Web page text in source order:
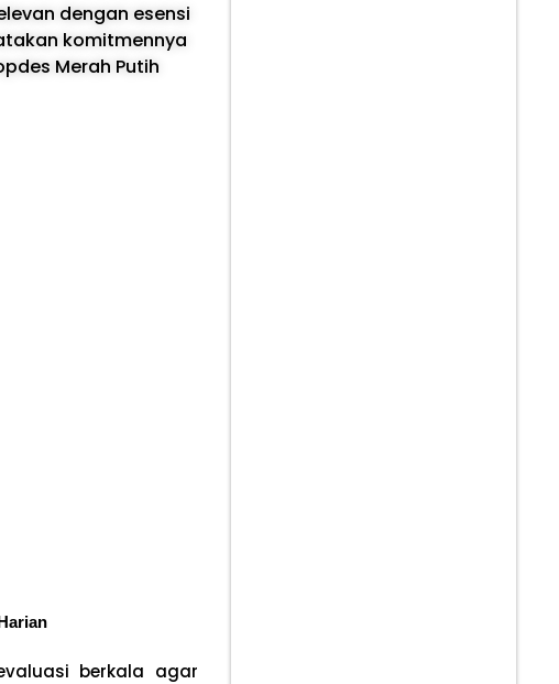
dengan esensi
komitmennya
Merah Putih
berkala agar